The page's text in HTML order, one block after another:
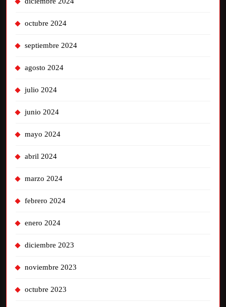
octubre 2024
septiembre 2024
agosto 2024
julio 2024
junio 2024
mayo 2024
abril 2024
marzo 2024
febrero 2024
enero 2024
diciembre 2023
noviembre 2023
octubre 2023